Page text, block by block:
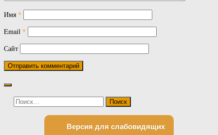
Имя *
Email *
Сайт
Найти:
Версия для слабовидящих